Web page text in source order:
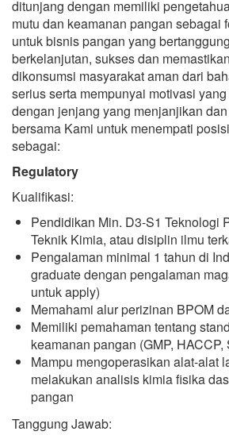
ditunjang dengan memiliki
mutu dan keamanan pangan sebagai
untuk bisnis pangan yang
berkelanjutan, sukses dan
dikonsumsi masyarakat aman dari
serius serta mempunyai motivasi
dengan jenjang yang menjanjikan
bersama Kami untuk menempati
sebagai:
Regulatory
Kualifikasi:
Pendidikan Min. D3-S1 Teknologi
Teknik Kimia, atau disiplin ilmu
Pengalaman minimal 1 tahun di
graduate dengan pengalaman
untuk apply)
Memahami alur perizinan BPOM
Memiliki pemahaman tentang
keamanan pangan (GMP, HACCP,
Mampu mengoperasikan alat-alat
melakukan analisis kimia fisika
pangan
Tanggung Jawab: